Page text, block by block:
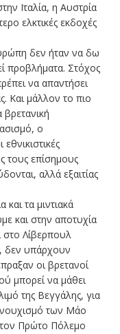
Ιταλία, η Αυστρία
ελκτικές εκδοχές
δεν ήταν να δω
προβλήματα. Στόχος
να απαντήσει
Και μάλλον το πιο
ο
τους επίσημους
αλλά εξαιτίας
τα μιντιακά
και στην αποτυχία
στο Λίβερπουλ
δεν υπάρχουν
οι βρετανοί
μπορεί να μάθει
της Βεγγάλης, για
των Μάο
τον Πρώτο Πόλεμο